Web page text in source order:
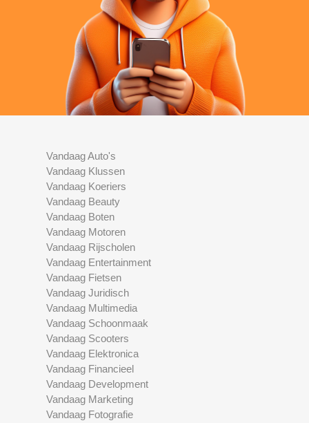
Vandaag Auto's
Vandaag Klussen
Vandaag Koeriers
Vandaag Beauty
Vandaag Boten
Vandaag Motoren
Vandaag Rijscholen
Vandaag Entertainment
Vandaag Fietsen
Vandaag Juridisch
Vandaag Multimedia
Vandaag Schoonmaak
Vandaag Scooters
Vandaag Elektronica
Vandaag Financieel
Vandaag Development
Vandaag Marketing
Vandaag Fotografie